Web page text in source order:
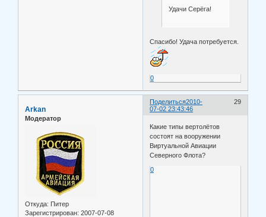
Удачи Серёга!
Спасибо! Удача потребуется.
0
Поделиться 29
2010-
07-02 23:43:46
Arkan
Модератор
Откуда: Питер
Зарегистрирован: 2007-07-08
Какие типы вертолётов
состоят на вооружении
Виртуальной Авиации
Северного Флота?
0